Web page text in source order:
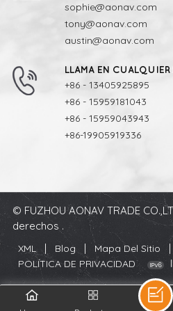
sophie@aonav.com
tony@aonav.com
austin@aonav.com
LLAMA EN
+86 - 13405925895
+86 - 15959181043
+86 - 15959043943
+86-19905919336
© FUZHOU AONAV TRADE
derechos .
XML | Blog | Mapa Del Sitio |
POLÍTICA DE PRIVACIDAD